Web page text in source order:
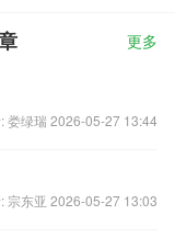
更多
娄绿瑞 2026-05-27 13:44
宗东亚 2026-05-27 13:03